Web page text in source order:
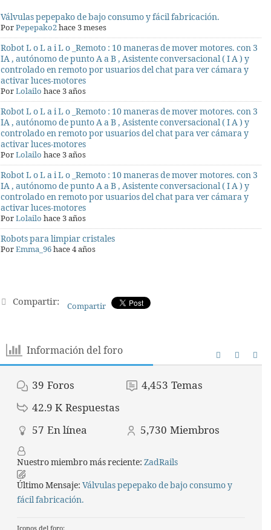
Válvulas pepepako de bajo consumo y fácil fabricación.
PorPepepako2hace 3 meses
Robot L o L a i L o _Remoto : 10 maneras de mover motores. con 3
IA , autónomo de punto A a B , Asistente conversacional ( I A ) y
controlado en remoto por usuarios del chat para ver cámara y
activar luces-motores
PorLolailo hace 3 años
Robot L o L a i L o _Remoto : 10 maneras de mover motores. con 3
IA , autónomo de punto A a B , Asistente conversacional ( I A ) y
controlado en remoto por usuarios del chat para ver cámara y
activar luces-motores
PorLolailo hace 3 años
Robot L o L a i L o _Remoto : 10 maneras de mover motores. con 3
IA , autónomo de punto A a B , Asistente conversacional ( I A ) y
controlado en remoto por usuarios del chat para ver cámara y
activar luces-motores
PorLolailo hace 3 años
Robots para limpiar cristales
PorEmma_96hace 4 años
Compartir: Compartir
Información del foro
39 Foros 4,453 Temas
42.9 K Respuestas
57 En línea 5,730 Miembros
Nuestro miembro más reciente: ZadRails
Último Mensaje: Válvulas pepepako de bajo consumo y
fácil fabricación.